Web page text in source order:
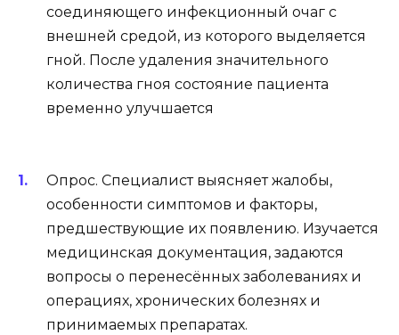
соединяющего инфекционный очаг с
внешней средой, из которого выделяется
гной. После удаления значительного
количества гноя состояние пациента
временно улучшается
Опрос. Специалист выясняет жалобы,
особенности симптомов и факторы,
предшествующие их появлению. Изучается
медицинская документация, задаются
вопросы о перенесённых заболеваниях и
операциях, хронических болезнях и
принимаемых препаратах.